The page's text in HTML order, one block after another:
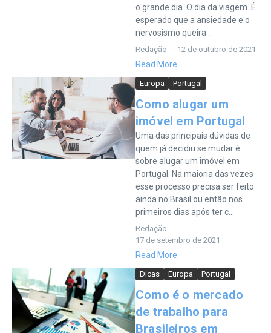
o grande dia. O dia da viagem. É
esperado que a ansiedade e o
nervosismo queira...
Redação 12 de outubro de 2021
Read More
Europa Portugal
Como alugar um
imóvel em Portugal
Uma das principais dúvidas de
quem já decidiu se mudar é
sobre alugar um imóvel em
Portugal. Na maioria das vezes
esse processo precisa ser feito
ainda no Brasil ou então nos
primeiros dias após ter c...
Redação
17 de setembro de 2021
Read More
Dicas Europa Portugal
Como é o mercado
de trabalho para
Brasileiros em